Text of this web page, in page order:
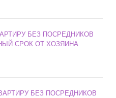
БЕЗ ПОСРЕДНИКОВ
СРОК ОТ ХОЗЯИНА
БЕЗ ПОСРЕДНИКОВ